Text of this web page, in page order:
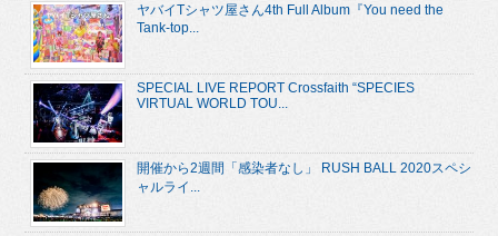
ヤバイTシャツ屋さん4th Full Album『You need the
Tank-top...
SPECIAL LIVE REPORT Crossfaith “SPECIES
VIRTUAL WORLD TOU...
開催から2週間「感染者なし」 RUSH BALL 2020スペシ
ャルライ...